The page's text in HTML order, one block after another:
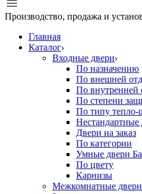
Производство, продажа и
Главная
Каталог
Входные двери
По назначению
По внешней
По внутренней
По степени
По типу тепло-
Нестандартные
Двери на заказ
По категории
Умные двери
По цвету
Карнизы
Межкомнатные двери